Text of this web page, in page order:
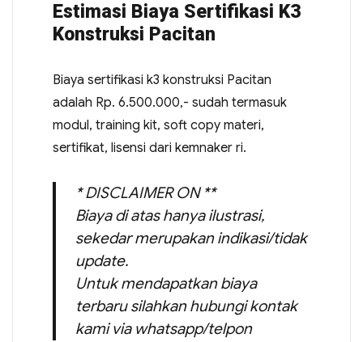
Estimasi Biaya Sertifikasi K3
Konstruksi Pacitan
Biaya sertifikasi k3 konstruksi Pacitan
adalah Rp. 6.500.000,- sudah termasuk
modul, training kit, soft copy materi,
sertifikat, lisensi dari kemnaker ri.
* DISCLAIMER ON **
Biaya di atas hanya ilustrasi,
sekedar merupakan indikasi/tidak
update.
Untuk mendapatkan biaya
terbaru silahkan hubungi kontak
kami via whatsapp/telpon